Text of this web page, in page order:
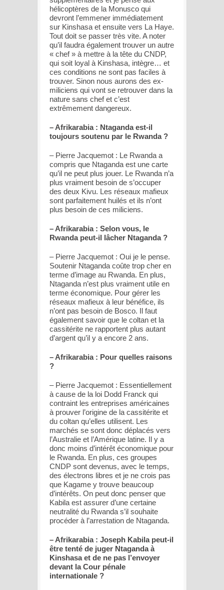
hélicoptères de la Monusco qui
devront l’emmener immédiatement
sur Kinshasa et ensuite vers La Haye.
Tout doit se passer très vite. A noter
qu’il faudra également trouver un autre
« chef » à mettre à la tête du CNDP,
qui soit loyal à Kinshasa, intègre… et
ces conditions ne sont pas faciles à
trouver. Sinon nous aurons des ex-
miliciens qui vont se retrouver dans la
nature sans chef et c’est
extrêmement dangereux.
– Afrikarabia : Ntaganda est-il
toujours soutenu par le Rwanda ?
– Pierre Jacquemot : Le Rwanda a
compris que Ntaganda est une carte
qu’il ne peut plus jouer. Le Rwanda n’a
plus vraiment besoin de s’occuper
des deux Kivu. Les réseaux mafieux
sont parfaitement huilés et ils n’ont
plus besoin de ces miliciens.
– Afrikarabia : Selon vous, le
Rwanda peut-il lâcher Ntaganda ?
– Pierre Jacquemot : Oui je le pense.
Soutenir Ntaganda coûte trop cher en
terme d’image au Rwanda. En plus,
Ntaganda n’est plus vraiment utile en
terme économique. Pour gérer les
réseaux mafieux à leur bénéfice, ils
n’ont pas besoin de Bosco. Il faut
également savoir que le coltan et la
cassitérite ne rapportent plus autant
d’argent qu’il y a encore 2 ans.
– Afrikarabia : Pour quelles raisons
?
– Pierre Jacquemot : Essentiellement
à cause de la loi Dodd Franck qui
contraint les entreprises américaines
à prouver l’origine de la cassitérite et
du coltan qu’elles utilisent. Les
marchés se sont donc déplacés vers
l’Australie et l’Amérique latine. Il y a
donc moins d’intérêt économique pour
le Rwanda. En plus, ces groupes
CNDP sont devenus, avec le temps,
des électrons libres et je ne crois pas
que Kagame y trouve beaucoup
d’intérêts. On peut donc penser que
Kabila est assurer d’une certaine
neutralité du Rwanda s’il souhaite
procéder à l’arrestation de Ntaganda.
– Afrikarabia : Joseph Kabila peut-il
être tenté de juger Ntaganda à
Kinshasa et de ne pas l’envoyer
devant la Cour pénale
internationale ?